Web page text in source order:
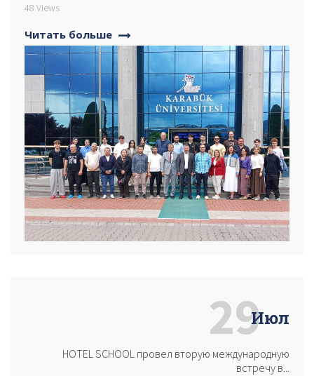
48 Views
Читать больше
Июл
HOTEL SCHOOL провел вторую международную
встречу в...
29